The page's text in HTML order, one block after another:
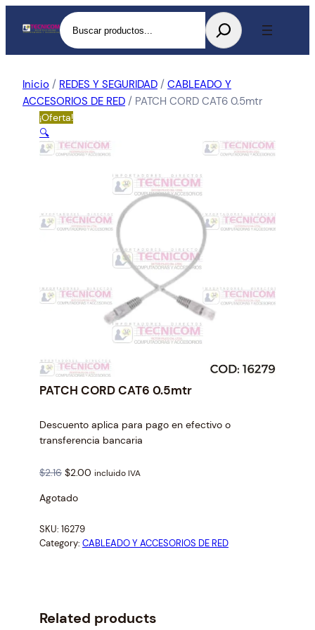
Buscar
Inicio / REDES Y SEGURIDAD / CABLEADO Y
ACCESORIOS DE RED / PATCH CORD CAT6 0.5mtr
¡Oferta!
🔍
PATCH CORD CAT6 0.5mtr
Descuento aplica para pago en efectivo o
transferencia bancaria
$2.16 O
i
i
n
i
$2.00 C
n
c
incluido IVA
Agotado
SKU: 16279
Category: CABLEADO Y ACCESORIOS DE RED
Related products